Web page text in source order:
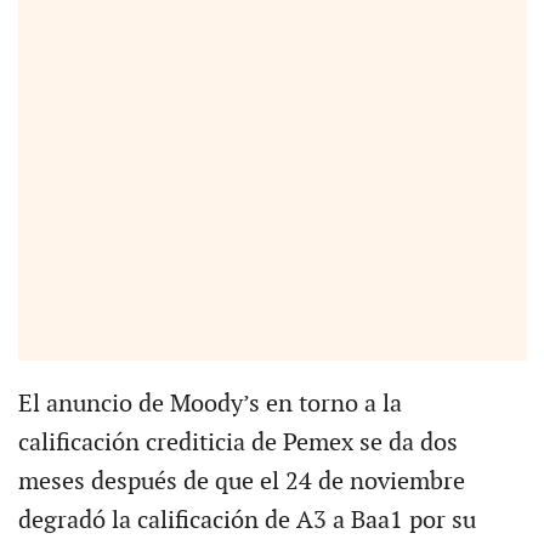
El anuncio de Moody’s en torno a la
calificación crediticia de Pemex se da dos
meses después de que el 24 de noviembre
degradó la calificación de A3 a Baa1 por su